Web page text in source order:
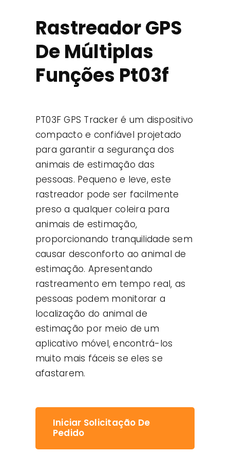
Casos de uso
Rastreador GPS
De Múltiplas
Funções Pt03f
PT03F GPS Tracker é um dispositivo
compacto e confiável projetado
para garantir a segurança dos
animais de estimação das
pessoas. Pequeno e leve, este
rastreador pode ser facilmente
preso a qualquer coleira para
animais de estimação,
proporcionando tranquilidade sem
causar desconforto ao animal de
estimação. Apresentando
rastreamento em tempo real, as
pessoas podem monitorar a
localização do animal de
estimação por meio de um
aplicativo móvel, encontrá-los
muito mais fáceis se eles se
afastarem.
Iniciar Solicitação De
Pedido